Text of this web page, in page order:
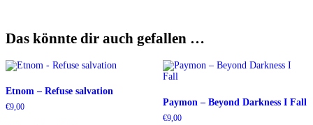
Das könnte dir auch gefallen …
Etnom – Refuse salvation
€9,00 Paymon ‎– Beyond Darkness I Fall
€9,00